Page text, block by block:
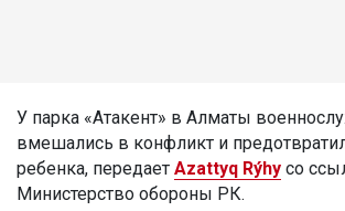
У парка «Атакент» в Алматы
вмешались в конфликт и
ребенка, передает Azattyq Rýhy со
Министерство обороны РК.